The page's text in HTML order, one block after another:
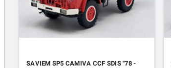
SAVIEM SP5 CAMIVA CCF SDIS "78 -